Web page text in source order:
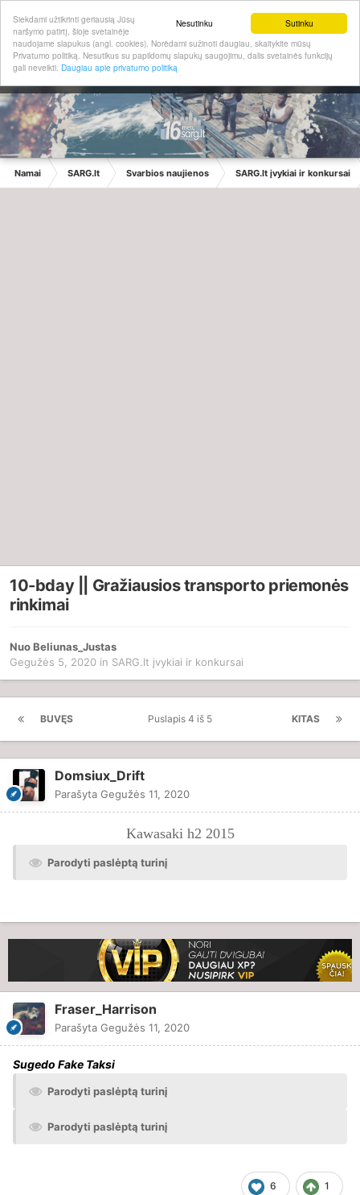
Sutinku
Nesutinku
Siekdami užtikrinti geriausią Jūsų
naršymo patirtį, šioje svetainėje
naudojame slapukus (angl. cookies). Norėdami sužinoti daugiau, skaitykite mūsų
Privatumo politiką. Nesutikus su papildomų slapukų saugojimu, dalis svetainės funkcijų
gali neveikti. Daugiau apie privatumo politiką
Namai SARG.lt Svarbios naujienos SARG.lt įvykiai ir konkursai
10-bday || Gražiausios transporto priemonės
rinkimai
NuoBeliunas_Justas
Gegužės 5, 2020 in SARG.lt įvykiai ir konkursai
BUVĘS KITAS
Puslapis 4 iš 5
Domsiux_Drift
Parašyta Gegužės 11, 2020
Kawasaki h2 2015
Parodyti paslėptą turinį
Fraser_Harrison
Parašyta Gegužės 11, 2020
Sugedo Fake Taksi
Parodyti paslėptą turinį
Parodyti paslėptą turinį
6 1